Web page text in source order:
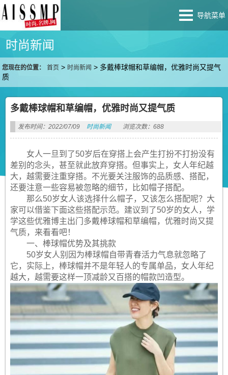
导航菜单
时尚新闻
您现在的位置： 首页 > 时尚新闻 > 多戴棒球帽和草编帽，优雅时尚又提气
质
多戴棒球帽和草编帽，优雅时尚又提气质
发布时间：2022/07/09 时尚新闻 浏览次数：688
女人一旦到了50岁后在穿搭上会产生打扮不打扮没有
差别的念头，甚至就此放弃穿搭。但事实上，女人年纪越
大，越需要注重穿搭。不光要关注服饰的品质感、搭配，
还要注意一些容易被忽略的细节，比如帽子搭配。
那么50岁女人该选择什么帽子，又该怎么搭配呢？大
家可以借鉴下面这些搭配示范。建议到了50岁的女人，学
学这些优雅博主出门多戴棒球帽和草编帽，优雅时尚又提
气质，来看看吧！
一、棒球帽优势及其挑款
50岁女人别因为棒球帽自带青春活力气息就忽略了
它，实际上，棒球帽并不是年轻人的专属单品，女人年纪
越大，越需要这样一顶减龄又百搭的帽款凹造型。